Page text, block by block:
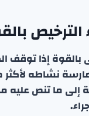
إذا توقف
نشاطه
إلى ما تنص عليه